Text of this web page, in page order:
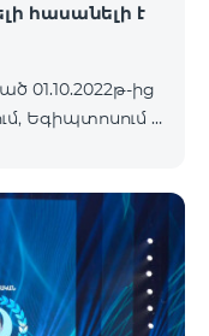
հասանելի է
01.10.2022թ-ից
Եգիպտոսում և
150 դրամ/
500 դրամ/
ամբողջական